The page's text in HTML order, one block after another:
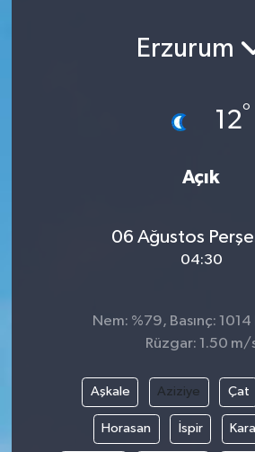
Erzurum
12°
Açık
06 Ağustos
04:30
Nem: %79, Basınç: 1014
Rüzgar: 1.50 m/
Aşkale Aziziye Çat
Horasan İspir